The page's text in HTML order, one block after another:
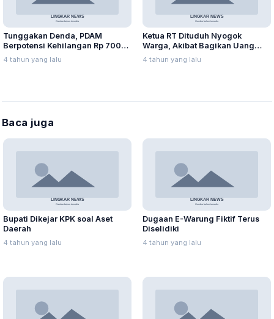
Tunggakan Denda, PDAM
Berpotensi Kehilangan Rp 700
juta
4 tahun yang lalu
Ketua RT Dituduh Nyogok
Warga, Akibat Bagikan Uang
Kompensasi
4 tahun yang lalu
Baca juga
Bupati Dikejar KPK soal Aset
Daerah
4 tahun yang lalu
Dugaan E-Warung Fiktif Terus
Diselidiki
4 tahun yang lalu